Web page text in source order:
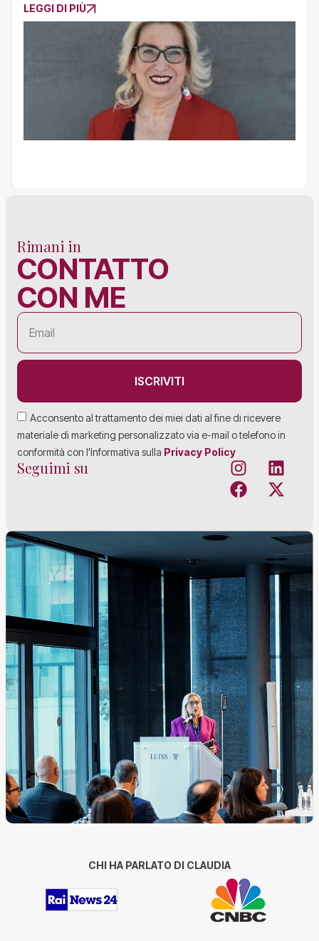
LEGGI DI PIÙ
Rimani in
CONTATTO
CON ME
Acconsento al trattamento dei miei dati al fine di ricevere
materiale di marketing personalizzato via e-mail o telefono in
conformità con l'Informativa sulla Privacy Policy
ISCRIVITI
Seguimi su
CHI HA PARLATO DI CLAUDIA